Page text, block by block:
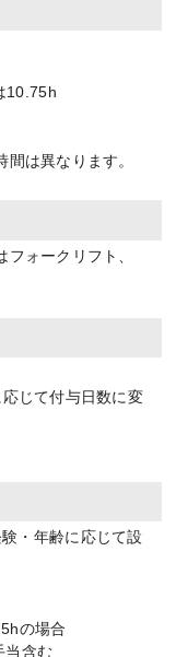
10.75h
は異なります。
ォークリフト、
じて付与日数に変
・年齢に応じて設
の場合
含む